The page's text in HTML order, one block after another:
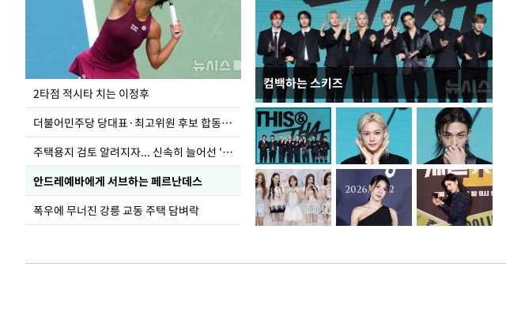
2타점 적시타 치는 이정후
더불어민주당 당대표·최고위원 후보 합동연설회
주택용지 검토 알려지자... 신속히 늘어선 '근조화환'
안드레예바에게 서브하는 페르난데스
폭우에 무너진 강릉 교동 주택 담벼락
컴백하는 스키즈
이번주 국회에는 무슨 일이? [뉴시스국회토pic]